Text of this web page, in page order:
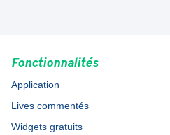
Fonctionnalités
Application
Lives commentés
Widgets gratuits